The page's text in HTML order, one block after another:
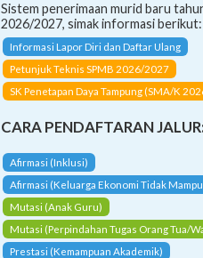
Sistem penerimaan murid baru
2026/2027, simak informasi berikut:
Informasi Lapor Diri dan Daftar Ulang
Petunjuk Teknis SPMB 2026/2027
SK Penetapan Daya Tampung (SMA/K
CARA PENDAFTARAN JALUR:
Afirmasi (Inklusi)
Afirmasi (Keluarga Ekonomi Tidak
Mutasi (Anak Guru)
Mutasi (Perpindahan Tugas Orang Tua/
Prestasi (Kemampuan Akademik)